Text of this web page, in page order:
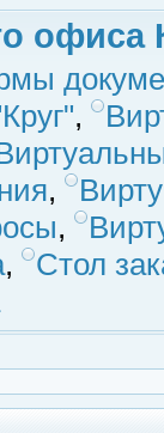
офиса
,
,
,
,
Стол